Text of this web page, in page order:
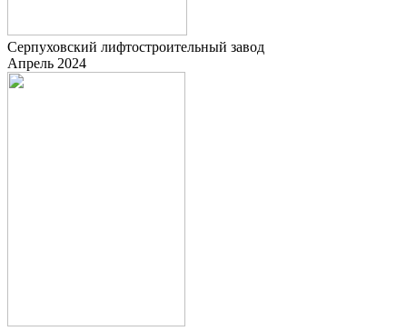
Серпуховский лифтостроительный завод
Апрель 2024